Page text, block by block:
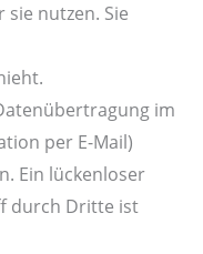
nutzen. Sie
im
per E-Mail)
Ein lückenloser
durch Dritte ist